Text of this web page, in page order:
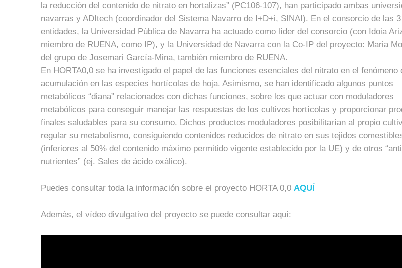
la reducción del contenido de nitrato en hortalizas” (PC106-107), han participado ambas
navarras y ADItech (coordinador del Sistema Navarro de I+D+i, SINAI). En el consorcio de las 3
entidades, la Universidad Pública de Navarra ha actuado como líder del consorcio (con Idoia
miembro de RUENA, como IP), y la Universidad de Navarra con la Co-IP del proyecto: Maria
del grupo de Josemari García-Mina, también miembro de RUENA.
En HORTA0,0 se ha investigado el papel de las funciones esenciales del nitrato en el fenómeno
acumulación en las especies hortícolas de hoja. Asimismo, se han identificado algunos puntos
metabólicos “diana” relacionados con dichas funciones, sobre los que actuar con moduladores
metabólicos para conseguir manejar las respuestas de los cultivos hortícolas y proporcionar
finales saludables para su consumo. Dichos productos moduladores posibilitarían al propio
regular su metabolismo, consiguiendo contenidos reducidos de nitrato en sus tejidos
(inferiores al 50% del contenido máximo permitido vigente establecido por la UE) y de otros
nutrientes” (ej. Sales de ácido oxálico).
Puedes consultar toda la información sobre el proyecto HORTA 0,0 AQUÍ
Además, el vídeo divulgativo del proyecto se puede consultar aquí: